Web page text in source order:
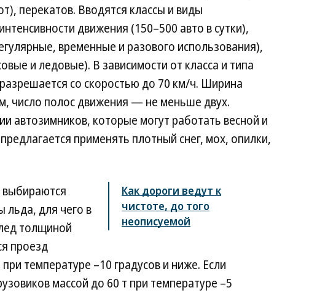
перекатов. Вводятся классы и виды
движения (150–500 авто в сутки),
временные и разового использования),
и ледовые). В зависимости от класса и типа
со скоростью до 70 км/ч. Ширина
число полос движения — не меньше двух.
автозимников, которые могут работать весной и
применять плотный снег, мох, опилки,
Как дороги ведут к
чистоте, до того
неописуемой
выбираются
льда, для чего в
толщиной
проезд
температуре –10 градусов и ниже. Если
массой до 60 т при температуре –5